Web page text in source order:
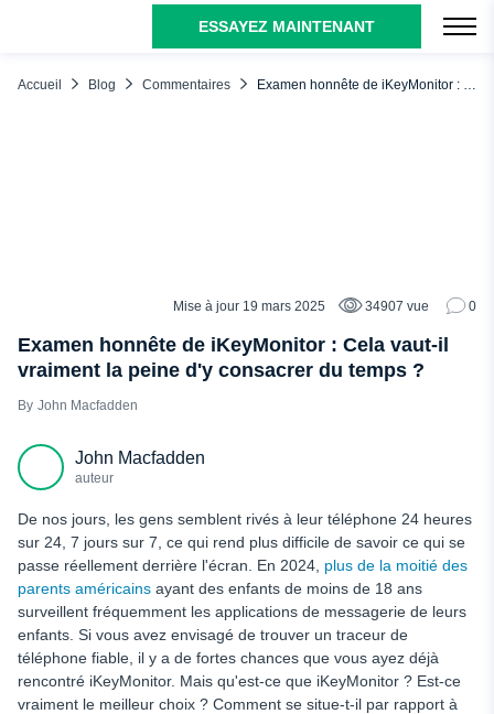
ESSAYEZ MAINTENANT
Accueil Blog Commentaires Examen honnête de iKeyMonitor : Cela vaut-il vraiment la peine d'y consacrer du temps ?
Mise à jour 19 mars 2025 34907 vue 0
Examen honnête de iKeyMonitor : Cela vaut-il
vraiment la peine d'y consacrer du temps ?
John Macfadden
John Macfadden
auteur
De nos jours, les gens semblent rivés à leur téléphone 24 heures
sur 24, 7 jours sur 7, ce qui rend plus difficile de savoir ce qui se
passe réellement derrière l'écran. En 2024, plus de la moitié des
parents américains ayant des enfants de moins de 18 ans
surveillent fréquemment les applications de messagerie de leurs
enfants. Si vous avez envisagé de trouver un traceur de
téléphone fiable, il y a de fortes chances que vous ayez déjà
rencontré iKeyMonitor. Mais qu'est-ce que iKeyMonitor ? Est-ce
vraiment le meilleur choix ? Comment se situe-t-il par rapport à
Comment fonctionne iKeyMonitor ?
Gestion du temps d'écran
Écoute ambiante
Enregistrement de données
Localiser la cible à l'aide d'un numéro de téléphone
Accès complet à leur téléphone sans Jailbreak ni Root
Enregistrement de l'entourage du téléphone
Blocage de sites web
Pourquoi choisir uMobix pour le suivi de votre téléphone
portable ?